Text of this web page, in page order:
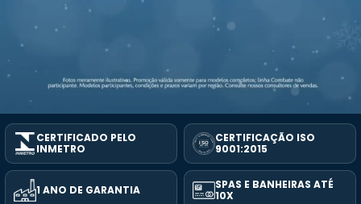
CERTIFICADO PELO
INMETRO
CERTIFICAÇÃO ISO
9001:2015
1 ANO DE GARANTIA
SPAS E BANHEIRAS ATÉ
10X